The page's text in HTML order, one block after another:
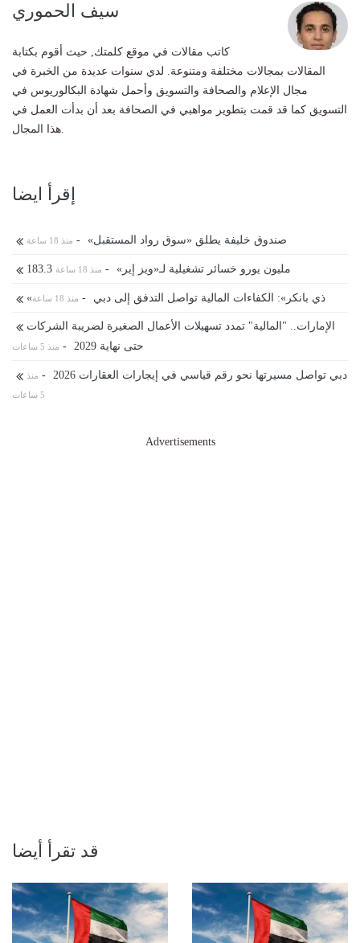
سيف الحموري
كاتب مقالات في موقع كلمتك, حيث أقوم بكتابة
المقالات بمجالات مختلفة ومتنوعة. لدي سنوات عديدة من الخبرة في
مجال الإعلام والصحافة والتسويق وأحمل شهادة البكالوريوس في
التسويق كما قد قمت بتطوير مواهبي في الصحافة بعد أن بدأت العمل في
هذا المجال.
إقرأ ايضا
صندوق خليفة يطلق «سوق رواد المستقبل» - منذ 18 ساعة
183.3 ⁠مليون يورو خسائر تشغيلية لـ«ويز إير» - منذ 18 ساعة
«ذي بانكر»: الكفاءات المالية تواصل التدفق إلى دبي - منذ 18 ساعة
حتى نهاية 2029
- منذ 5 ساعات
دبي تواصل مسيرتها نحو رقم قياسي في إيجارات العقارات 2026 - منذ
5 ساعات
Advertisements
قد تقرأ أيضا